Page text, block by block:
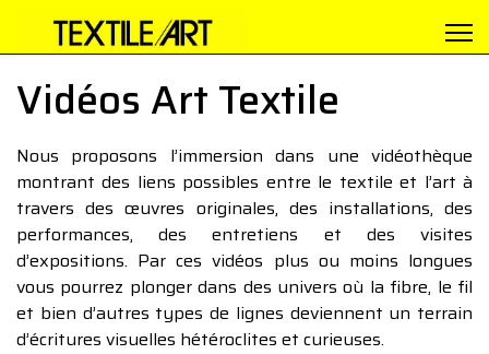
Vidéos Art Textile
Nous proposons l’immersion dans une vidéothèque
montrant des liens possibles entre le textile et l’art à
travers des œuvres originales, des installations, des
performances, des entretiens et des visites
d’expositions. Par ces vidéos plus ou moins longues
vous pourrez plonger dans des univers où la fibre, le fil
et bien d’autres types de lignes deviennent un terrain
d’écritures visuelles hétéroclites et curieuses.